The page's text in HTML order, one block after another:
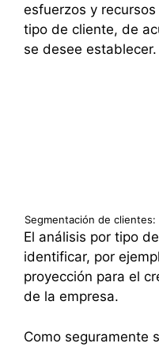
esfuerzos y
tipo de cliente, de
se desee establecer.
Segmentación de
El análisis por tipo
identificar, por
proyección para el
de la empresa.
Como seguramente